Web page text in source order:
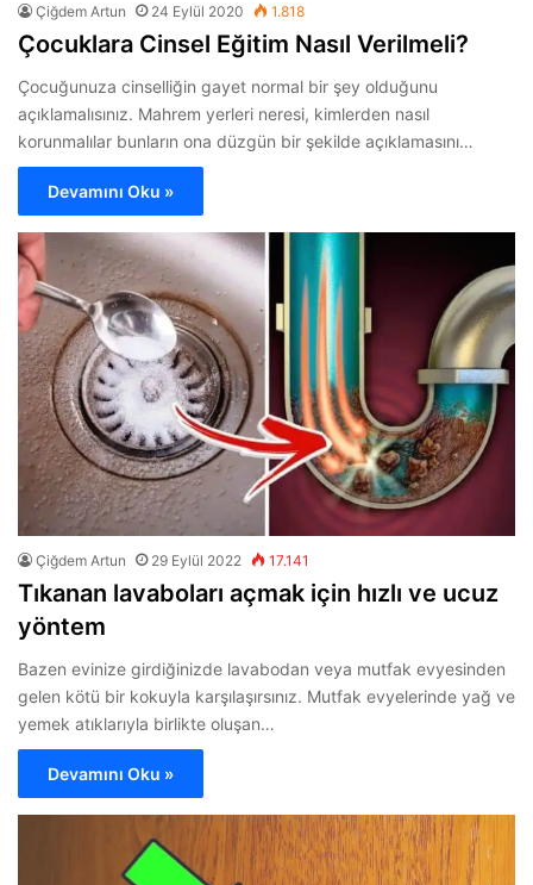
Çiğdem Artun 24 Eylül 2020 1.818
Çocuklara Cinsel Eğitim Nasıl Verilmeli?
Çocuğunuza cinselliğin gayet normal bir şey olduğunu
açıklamalısınız. Mahrem yerleri neresi, kimlerden nasıl
korunmalılar bunların ona düzgün bir şekilde açıklamasını…
Devamını Oku »
Çiğdem Artun 29 Eylül 2022 17.141
Tıkanan lavaboları açmak için hızlı ve ucuz
yöntem
Bazen evinize girdiğinizde lavabodan veya mutfak evyesinden
gelen kötü bir kokuyla karşılaşırsınız. Mutfak evyelerinde yağ ve
yemek atıklarıyla birlikte oluşan…
Devamını Oku »